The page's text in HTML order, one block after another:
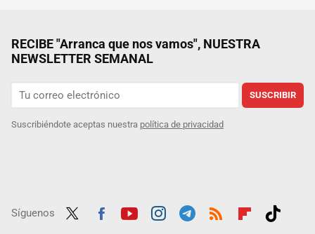
RECIBE "Arranca que nos vamos", NUESTRA
NEWSLETTER SEMANAL
SUSCRIBIR
Suscribiéndote aceptas nuestra política de privacidad
Síguenos